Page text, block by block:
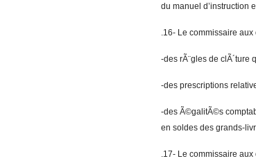
du manuel d’instruction
.16- Le commissaire
-des rÃ¨gles de
-des prescriptions
-des Ã©galitÃ©s
en soldes des grands-
.17- Le commissaire